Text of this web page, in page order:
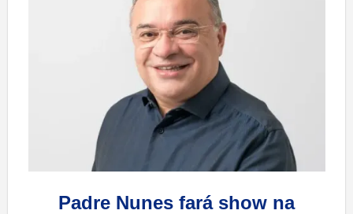
Padre Nunes fará show na